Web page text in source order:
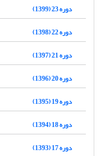
دوره 23 (1399)
دوره 22 (1398)
دوره 21 (1397)
دوره 20 (1396)
دوره 19 (1395)
دوره 18 (1394)
دوره 17 (1393)